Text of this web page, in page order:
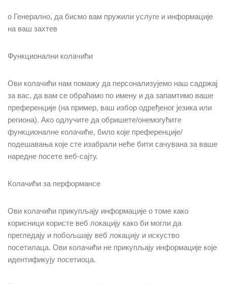
o Генерално, да бисмо вам пружили услуге и информације
на ваш захтев
Функционални колачићи
Ови колачићи нам помажу да персонализујемо наш садржај
за вас, да вам се обраћамо по имену и да запамтимо ваше
преференције (на пример, ваш избор одређеног језика или
региона). Ако одлучите да обришете/онемогућите
функционалне колачиће, било које преференције/
подешавања које сте изабрали неће бити сачувана за ваше
наредне посете веб-сајту.
Колачићи за перформансе
Ови колачићи прикупљају информације о томе како
корисници користе веб локацију како би могли да
прегледају и побољшају веб локацију и искуство
посетилаца. Ови колачићи не прикупљају информације које
идентификују посетиоца.